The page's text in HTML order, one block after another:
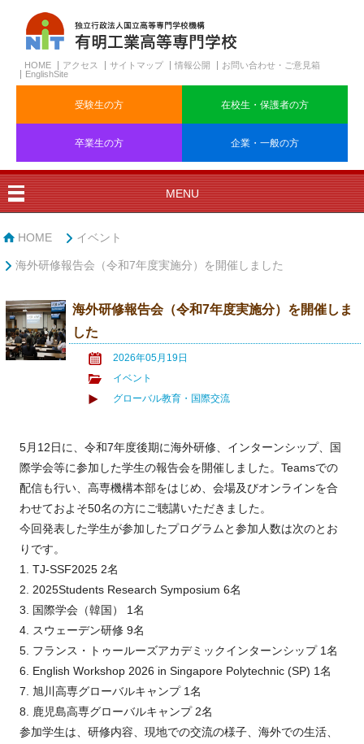
HOME アクセス サイトマップ 情報公開
お問い合わせ・ご意見箱
EnglishSite
受験生の方 在校生・保護者の方
卒業生の方 企業・一般の方
MENU
HOME イベント
海外研修報告会（令和7年度実施分）を開催しました
海外研修報告会（令和7年度実施分）を開催しま
した
2026年05月19日
イベント
グローバル教育・国際交流
5月12日に、令和7年度後期に海外研修、インターンシップ、国
際学会等に参加した学生の報告会を開催しました。Teamsでの
配信も行い、高専機構本部をはじめ、会場及びオンラインを合
わせておよそ50名の方にご聴講いただきました。
今回発表した学生が参加したプログラムと参加人数は次のとお
りです。
1. TJ-SSF2025 2名
2. 2025Students Research Symposium 6名
3. 国際学会（韓国） 1名
4. スウェーデン研修 9名
5. フランス・トゥールーズアカデミックインターンシップ 1名
6. English Workshop 2026 in Singapore Polytechnic (SP) 1名
7. 旭川高専グローバルキャンプ 1名
8. 鹿児島高専グローバルキャンプ 2名
参加学生は、研修内容、現地での交流の様子、海外での生活、